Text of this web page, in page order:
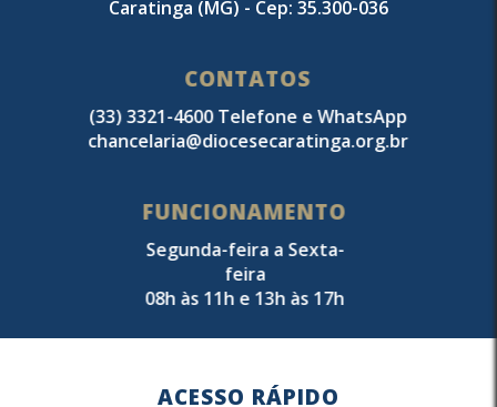
Caratinga (MG) - Cep: 35.300-036
CONTATOS
(33) 3321-4600 Telefone e WhatsApp
chancelaria@diocesecaratinga.org.br
FUNCIONAMENTO
Segunda-feira a Sexta-
feira
08h às 11h e 13h às 17h
ACESSO RÁPIDO